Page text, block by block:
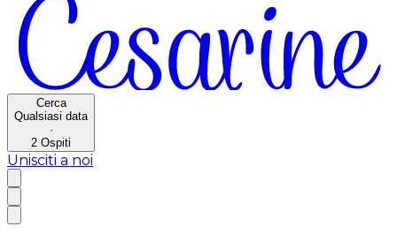
Cerca
Qualsiasi data
·
2 Ospiti
Unisciti a noi